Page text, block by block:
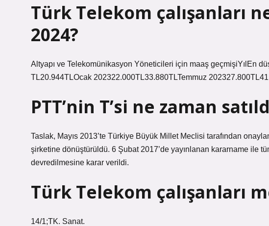
Türk Telekom çalışanları
2024?
Altyapı ve Telekomünikasyon Yöneticileri için maaş geçmişiYılEn
TL20.944TLOcak 202322.000TL33.880TLTemmuz
PTT’nin T’si ne zaman
Taslak, Mayıs 2013’te Türkiye Büyük Millet Meclisi tarafından
şirketine dönüştürüldü. 6 Şubat 2017’de yayınlanan kararname ile
devredilmesine karar verildi.
Türk Telekom çalışanları
14/1;TK. Sanat.